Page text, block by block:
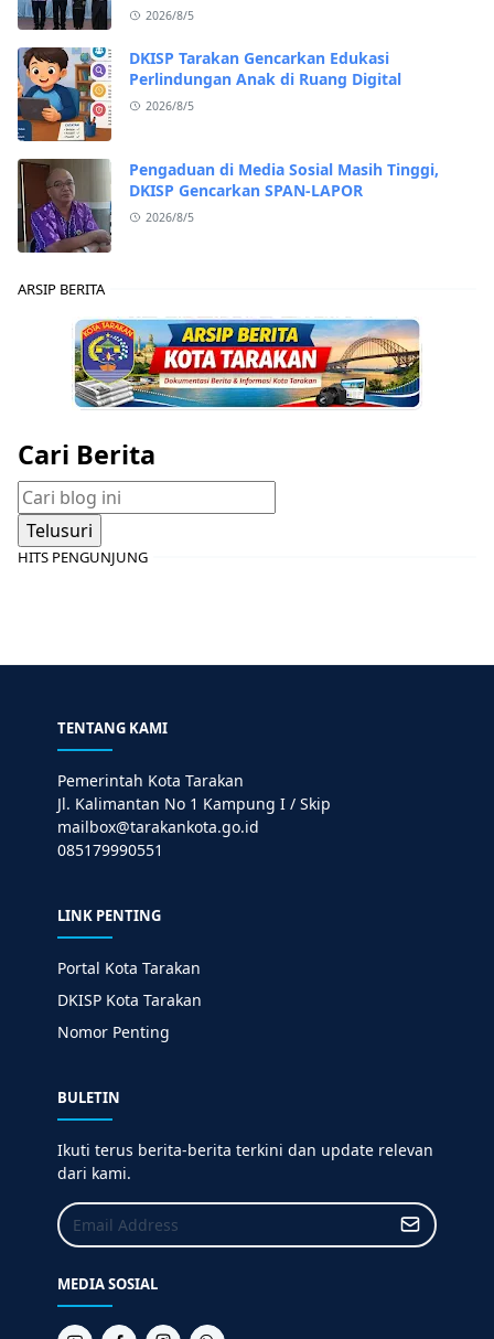
2026/8/5
DKISP Tarakan Gencarkan Edukasi
Perlindungan Anak di Ruang Digital
2026/8/5
Pengaduan di Media Sosial Masih Tinggi,
DKISP Gencarkan SPAN-LAPOR
2026/8/5
ARSIP BERITA
Cari Berita
HITS PENGUNJUNG
TENTANG KAMI
Pemerintah Kota Tarakan
Jl. Kalimantan No 1 Kampung I / Skip
mailbox@tarakankota.go.id
085179990551
LINK PENTING
Portal Kota Tarakan
DKISP Kota Tarakan
Nomor Penting
BULETIN
Ikuti terus berita-berita terkini dan update relevan
dari kami.
MEDIA SOSIAL